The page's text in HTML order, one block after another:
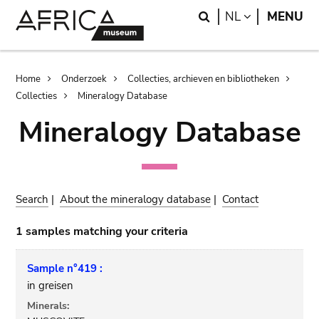
Search
NL LANGUAGE
MENU
Breadcrumb
Home Onderzoek
Collecties, archieven en bibliotheken
Collecties
Mineralogy Database
Mineralogy Database
Search |About the mineralogy database | Contact
1 samples matching your criteria
Sample n°419 :
in greisen
Minerals: